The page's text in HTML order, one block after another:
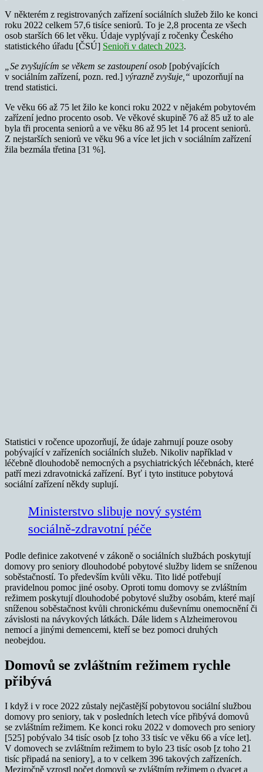
V některém z registrovaných zařízení sociálních služeb žilo ke konci
roku 2022 celkem 57,6 tisíce seniorů. To je 2,8 procenta ze všech
osob starších 66 let věku. Údaje vyplývají z ročenky Českého
statistického úřadu [ČSÚ] Senioři v datech 2023.
„Se zvyšujícím se věkem se zastoupení osob [pobývajících
v sociálním zařízení, pozn. red.] výrazně zvyšuje,“ upozorňují na
trend statistici.
Ve věku 66 až 75 let žilo ke konci roku 2022 v nějakém pobytovém
zařízení jedno procento osob. Ve věkové skupině 76 až 85 už to ale
byla tři procenta seniorů a ve věku 86 až 95 let 14 procent seniorů.
Z nejstarších seniorů ve věku 96 a více let jich v sociálním zařízení
žila bezmála třetina [31 %].
Statistici v ročence upozorňují, že údaje zahrnují pouze osoby
pobývající v zařízeních sociálních služeb. Nikoliv například v
léčebně dlouhodobě nemocných a psychiatrických léčebnách, které
patří mezi zdravotnická zařízení. Byť i tyto instituce pobytová
sociální zařízení někdy suplují.
Ministerstvo slibuje nový systém
sociálně-zdravotní péče
Podle definice zakotvené v zákoně o sociálních službách poskytují
domovy pro seniory dlouhodobé pobytové služby lidem se sníženou
soběstačností. To především kvůli věku. Tito lidé potřebují
pravidelnou pomoc jiné osoby. Oproti tomu domovy se zvláštním
režimem poskytují dlouhodobé pobytové služby osobám, které mají
sníženou soběstačnost kvůli chronickému duševnímu onemocnění či
závislosti na návykových látkách. Dále lidem s Alzheimerovou
nemocí a jinými demencemi, kteří se bez pomoci druhých
neobejdou.
Domovů se zvláštním režimem rychle
přibývá
I když i v roce 2022 zůstaly nejčastější pobytovou sociální službou
domovy pro seniory, tak v posledních letech více přibývá domovů
se zvláštním režimem. Ke konci roku 2022 v domovech pro seniory
[525] pobývalo 34 tisíc osob [z toho 33 tisíc ve věku 66 a více let].
V domovech se zvláštním režimem to bylo 23 tisíc osob [z toho 21
tisíc připadá na seniory], a to v celkem 396 takových zařízeních.
Meziročně vzrostl počet domovů se zvláštním režimem o dvacet a